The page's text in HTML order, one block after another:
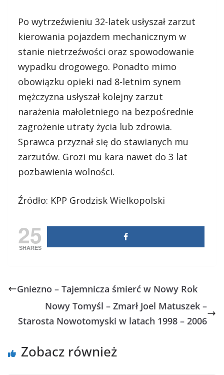
Po wytrzeźwieniu 32-latek usłyszał zarzut
kierowania pojazdem mechanicznym w
stanie nietrzeźwości oraz spowodowanie
wypadku drogowego. Ponadto mimo
obowiązku opieki nad 8-letnim synem
mężczyzna usłyszał kolejny zarzut
narażenia małoletniego na bezpośrednie
zagrożenie utraty życia lub zdrowia.
Sprawca przyznał się do stawianych mu
zarzutów. Grozi mu kara nawet do 3 lat
pozbawienia wolności.
Źródło: KPP Grodzisk Wielkopolski
25
SHARES
Gniezno – Tajemnicza śmierć w Nowy Rok
Nowy Tomyśl – Zmarł Joel Matuszek –
Starosta Nowotomyski w latach 1998 – 2006
Zobacz również